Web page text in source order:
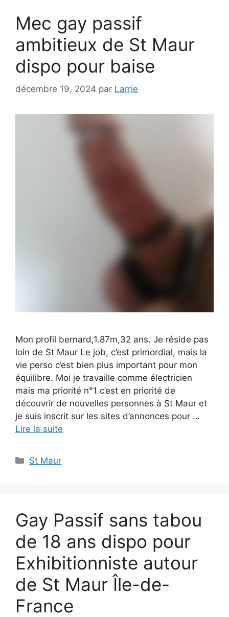
Mec gay passif
ambitieux de St Maur
dispo pour baise
décembre 19, 2024 par Larrie
Mon profil bernard,1.87m,32 ans. Je réside pas
loin de St Maur Le job, c’est primordial, mais la
vie perso c’est bien plus important pour mon
équilibre. Moi je travaille comme électricien
mais ma priorité n°1 c’est en priorité de
découvrir de nouvelles personnes à St Maur et
je suis inscrit sur les sites d’annonces pour …
Lire la suite
Catégories
St Maur
Gay Passif sans tabou
de 18 ans dispo pour
Exhibitionniste autour
de St Maur Île-de-
France